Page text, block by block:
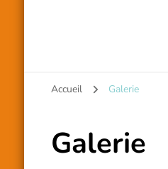
Accueil Galerie
Galerie